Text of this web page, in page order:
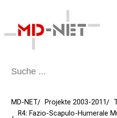
MD-NET Projekte 2003-2011
R4: Fazio-Scapulo-Humerale